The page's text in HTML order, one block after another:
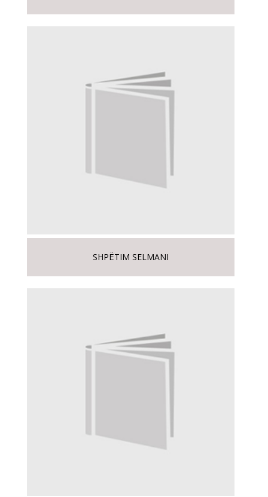
SHPËTIM SELMANI